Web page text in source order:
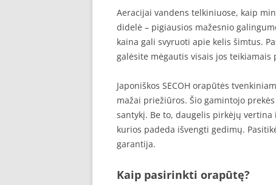
Aeracijai vandens telkiniuose, kaip
didelė – pigiausios mažesnio
kaina gali svyruoti apie kelis šimtus.
galėsite mėgautis visais jos teikiamais
Japoniškos SECOH orapūtės
mažai priežiūros. Šio gamintojo
santykį. Be to, daugelis pirkėjų
kurios padeda išvengti gedimų.
garantija.
Kaip pasirinkti orapūtę?